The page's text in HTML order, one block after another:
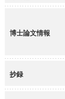
博士論文情報
抄録